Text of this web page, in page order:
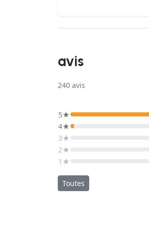
avis
240 avis
5★
4★
3★
2★
1★
Toutes